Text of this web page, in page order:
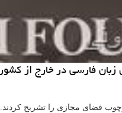
فضای مجازی را تشریح كردند.